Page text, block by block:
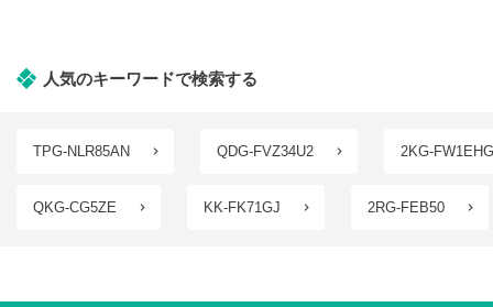
人気のキーワードで検索する
TPG-NLR85AN QDG-FVZ34U2 2KG-FW1EHG
QKG-CG5ZE KK-FK71GJ 2RG-FEB50